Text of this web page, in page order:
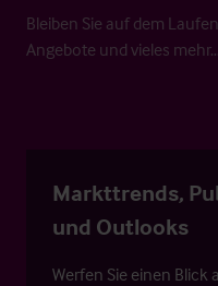
Bleiben Sie auf dem
Angebote und vieles mehr…
Markttrends,
und Outlooks
Werfen Sie einen